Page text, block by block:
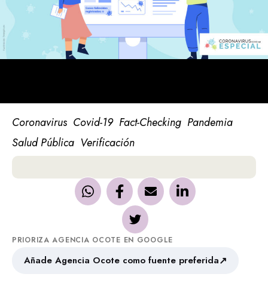
Coronavirus Covid-19 Fact-Checking Pandemia
Salud Pública Verificación
PRIORIZA AGENCIA OCOTE EN GOOGLE
Añade Agencia Ocote como fuente preferida↗